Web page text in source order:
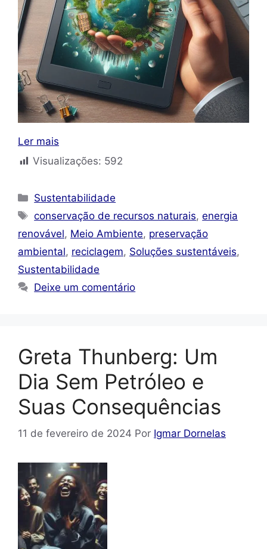
Ler mais
Visualizações: 592
Categorias
Sustentabilidade
Tags
conservação de recursos naturais,energia
renovável, Meio Ambiente, preservação
ambiental, reciclagem, Soluções sustentáveis,
Sustentabilidade
Deixe um comentário
Greta Thunberg: Um
Dia Sem Petróleo e
Suas Consequências
11 de fevereiro de 2024 Por Igmar Dornelas